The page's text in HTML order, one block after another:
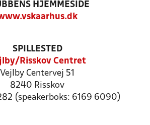
HJEMMESIDE
SPILLESTED
Risskov Centret
Vejlby Centervej 51
8240 Risskov
(speakerboks: 6169 6090)